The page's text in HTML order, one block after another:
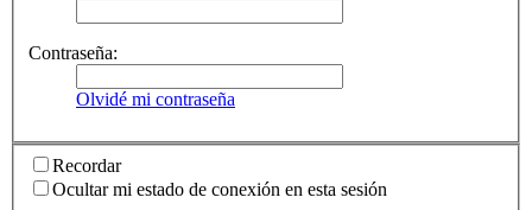
Contraseña:
Olvidé mi contraseña
Recordar
Ocultar mi estado de conexión en esta sesión